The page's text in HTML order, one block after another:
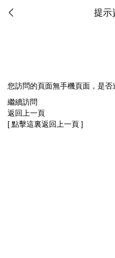
提示
您訪問的頁面無手機頁面，是否
繼續訪問
返回上一頁
[ 點擊這裏返回上一頁 ]